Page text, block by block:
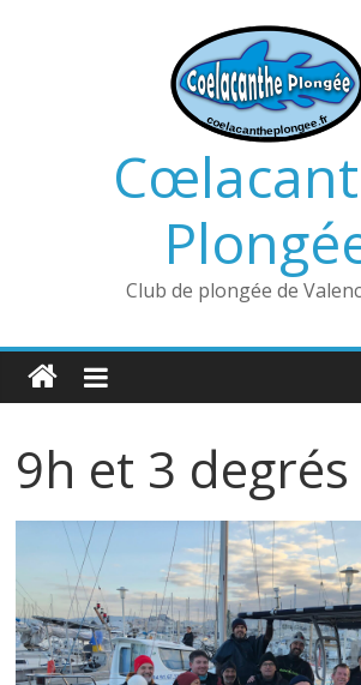
Club de plongée de
9h et 3 degrés